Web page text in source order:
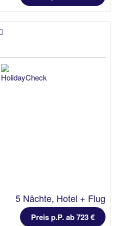
5 Nächte, Hotel + Flug
Preis p.P. ab 723 €